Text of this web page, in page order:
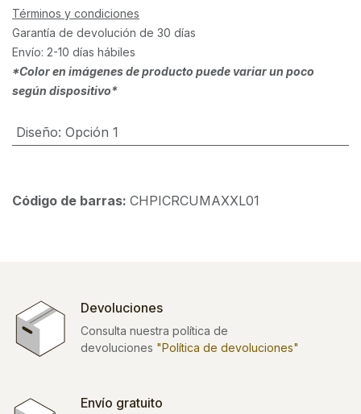
Términos y condiciones
Garantía de devolución de 30 días
Envío: 2-10 días hábiles
*Color en imágenes de producto puede variar un poco
según dispositivo*
Diseño: Opción 1
Código de barras: CHPICRCUMAXXL01
Devoluciones
Consulta nuestra política de
devoluciones "Política de devoluciones"
Envío gratuito